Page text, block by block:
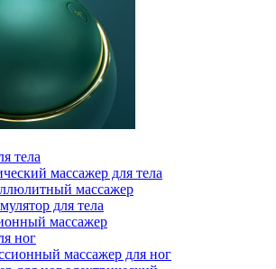
тела
массажер для тела
массажер
для тела
массажер
ног
массажер для ног